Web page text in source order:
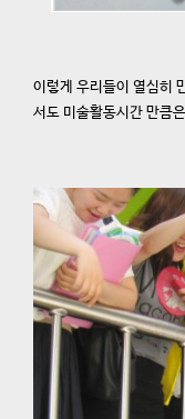
이렇게 우리들이 열심히
서도 미술활동시간 만큼